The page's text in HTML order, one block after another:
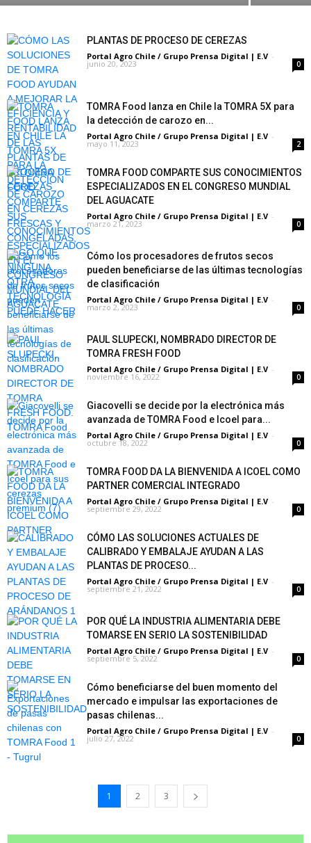
PLANTAS DE PROCESO DE CEREZAS
Portal Agro Chile / Grupo Prensa Digital | E.V -
junio 20, 2023 0
TOMRA Food lanza en Chile la TOMRA 5X para
la detección de carozo en...
Portal Agro Chile / Grupo Prensa Digital | E.V -
mayo 11, 2023 2
TOMRA FOOD COMPARTE SUS CONOCIMIENTOS
ESPECIALIZADOS EN EL CONGRESO MUNDIAL
DEL AGUACATE
Portal Agro Chile / Grupo Prensa Digital | E.V -
marzo 21, 2023 0
Cómo los procesadores de frutos secos
pueden beneficiarse de las últimas tecnologías
de clasificación
Portal Agro Chile / Grupo Prensa Digital | E.V -
marzo 2, 2023 0
PAUL SLUPECKI, NOMBRADO DIRECTOR DE
TOMRA FRESH FOOD
Portal Agro Chile / Grupo Prensa Digital | E.V -
noviembre 16, 2022 0
Giacovelli se decide por la electrónica más
avanzada de TOMRA Food e Icoel para...
Portal Agro Chile / Grupo Prensa Digital | E.V -
octubre 18, 2022 0
TOMRA FOOD DA LA BIENVENIDA A ICOEL COMO
PARTNER COMERCIAL INTEGRADO
Portal Agro Chile / Grupo Prensa Digital | E.V -
septiembre 29, 2022 0
CÓMO LAS SOLUCIONES ACTUALES DE
CALIBRADO Y EMBALAJE AYUDAN A LAS
PLANTAS DE PROCESO...
Portal Agro Chile / Grupo Prensa Digital | E.V -
septiembre 21, 2022 0
POR QUÉ LA INDUSTRIA ALIMENTARIA DEBE
TOMARSE EN SERIO LA SOSTENIBILIDAD
Portal Agro Chile / Grupo Prensa Digital | E.V -
septiembre 5, 2022 0
Cómo beneficiarse del buen momento del
mercado e impulsar las exportaciones de
pasas chilenas...
Portal Agro Chile / Grupo Prensa Digital | E.V -
julio 27, 2022 0
1 2 3